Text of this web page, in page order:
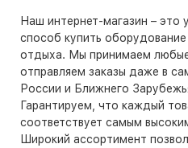
Наш интернет-магазин – это
способ купить
отдыха. Мы принимаем
отправляем заказы даже в
России и Ближнего
Гарантируем, что каждый
соответствует самым
Широкий ассортимент